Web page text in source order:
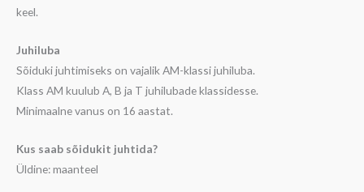
keel.
Juhiluba
Sõiduki juhtimiseks on vajalik AM-klassi juhiluba.
Klass AM kuulub A, B ja T juhilubade klassidesse.
Minimaalne vanus on 16 aastat.
Kus saab sõidukit juhtida?
Üldine: maanteel